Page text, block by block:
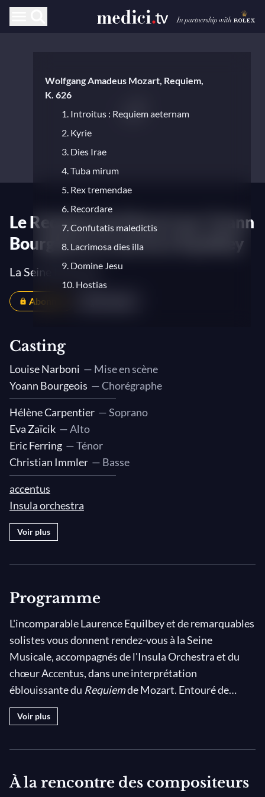
Wolfgang Amadeus Mozart, Requiem,
K. 626
1. Introitus : Requiem aeternam
2. Kyrie
3. Dies Irae
4. Tuba mirum
5. Rex tremendae
6. Recordare
7. Confutatis maledictis
8. Lacrimosa dies illa
9. Domine Jesu
10. Hostias
Le Requiem de Mozart par Yoann
Bourgeois et Laurence Equilbey
La Seine Musicale
Abonnés
Casting
Louise Narboni — Mise en scène
Yoann Bourgeois — Chorégraphe
Hélène Carpentier — Soprano
Eva Zaïcik — Alto
Eric Ferring — Ténor
Christian Immler — Basse
accentus
Insula orchestra
Voir plus
Programme
L'incomparable Laurence Equilbey et de remarquables
solistes vous donnent rendez-vous à la Seine
Musicale, accompagnés de l'Insula Orchestra et du
chœur Accentus, dans une interprétation
éblouissante du Requiemde Mozart. Entouré de
mystère, le
Mozart en 1791 et a été terminé plus tard par son
un « Lacrimosa » déchirant, le
de Mozart
capture tout le spectre des émotions humaines : la
Voir plus
À la rencontre des compositeurs